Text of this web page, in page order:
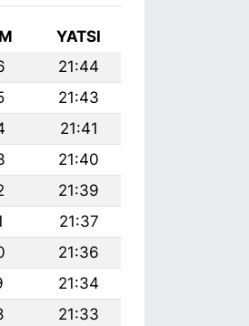
YATSI
21:44
21:43
21:41
21:40
21:39
21:37
21:36
21:34
21:33